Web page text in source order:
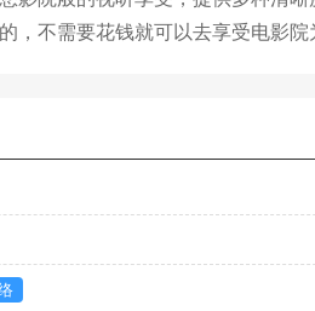
，不需要花钱就可以去享受电影院